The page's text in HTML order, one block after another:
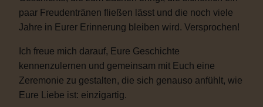
paar Freudentränen fließen lässt und die noch viele
Jahre in Eurer Erinnerung bleiben wird. Versprochen!
Ich freue mich darauf, Eure Geschichte
kennenzulernen und gemeinsam mit Euch eine
Zeremonie zu gestalten, die sich genauso anfühlt, wie
Eure Liebe ist: einzigartig.